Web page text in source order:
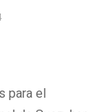
para el